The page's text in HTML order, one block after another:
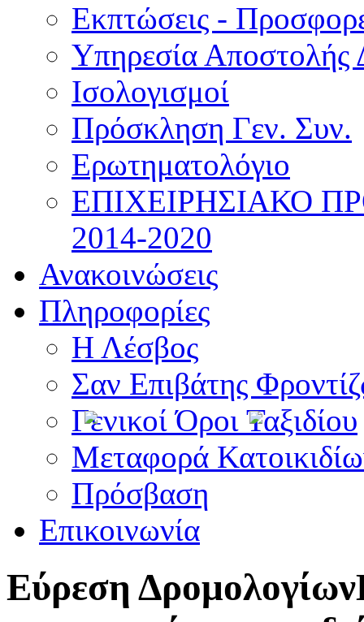
Εκπτώσεις -
Υπηρεσία Αποστολής
Ισολογισμοί
Πρόσκληση Γεν. Συν.
Ερωτηματολόγιο
ΕΠΙΧΕΙΡΗΣΙΑΚΟ
2014-2020
Ανακοινώσεις
Πληροφορίες
Η Λέσβος
Σαν Επιβάτης
Γενικοί Όροι Ταξιδίου
Μεταφορά
Πρόσβαση
Επικοινωνία
Εύρεση Δρομολογίων